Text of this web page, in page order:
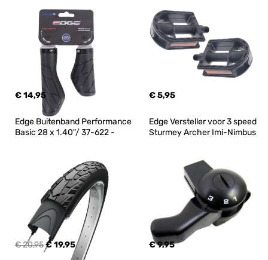
€ 14,95 € 5,95
Edge Buitenband Performance
Basic 28 x 1.40"/ 37-622 -
€ 20,95€ 19,95
Edge Versteller voor 3 speed
Sturmey Archer Imi-Nimbus
€ 9,95